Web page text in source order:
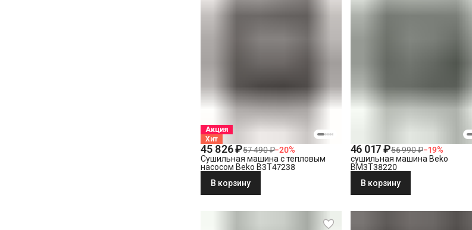
Акция
Хит
45 826 ₽57 490 ₽−20%
Сушильная машина с тепловым
насосом Beko B3T47238
В корзину
46 017 ₽56 990 ₽−19%
сушильная машина Beko
BM3T38220
В корзину